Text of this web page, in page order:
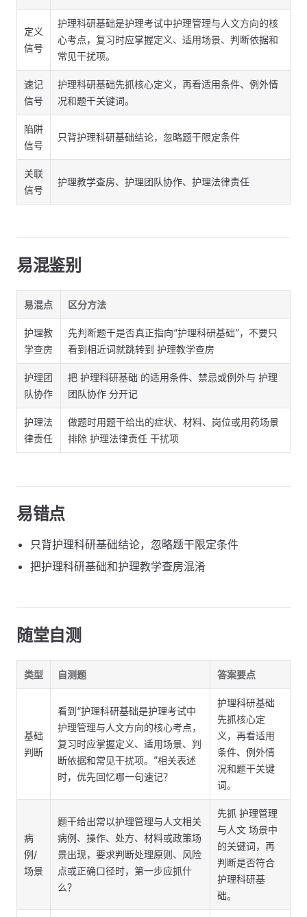
定义
信号
护理科研基础是护理考试中护理管理与人文方向的核
心考点，复习时应掌握定义、适用场景、判断依据和
常见干扰项。
速记
信号
护理科研基础先抓核心定义，再看适用条件、例外情
况和题干关键词。
陷阱
信号
只背护理科研基础结论，忽略题干限定条件
关联
信号
护理教学查房、护理团队协作、护理法律责任
易混鉴别
易混点 区分方法
护理教
学查房
先判断题干是否真正指向“护理科研基础”，不要只
看到相近词就跳转到 护理教学查房
护理团
队协作
把 护理科研基础 的适用条件、禁忌或例外与 护理
团队协作 分开记
护理法
律责任
做题时用题干给出的症状、材料、岗位或用药场景
排除 护理法律责任 干扰项
易错点
只背护理科研基础结论，忽略题干限定条件
把护理科研基础和护理教学查房混淆
随堂自测
类型 自测题 答案要点
基础
判断
看到“护理科研基础是护理考试中
护理管理与人文方向的核心考点，
复习时应掌握定义、适用场景、判
断依据和常见干扰项。”相关表述
时，优先回忆哪一句速记？
护理科研基础
先抓核心定
义，再看适用
条件、例外情
况和题干关键
词。
病
例/
场景
题干给出常以护理管理与人文相关
病例、操作、处方、材料或政策场
景出现，要求判断处理原则、风险
点或正确口径时，第一步应抓什
么？
先抓 护理管理
与人文 场景中
的关键词，再
判断是否符合
护理科研基
础。